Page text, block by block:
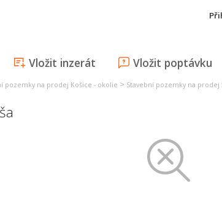
Vložit inzerát Vložit poptávku
pozemky na prodej Košice - okolie > Stavební pozemky na prodej